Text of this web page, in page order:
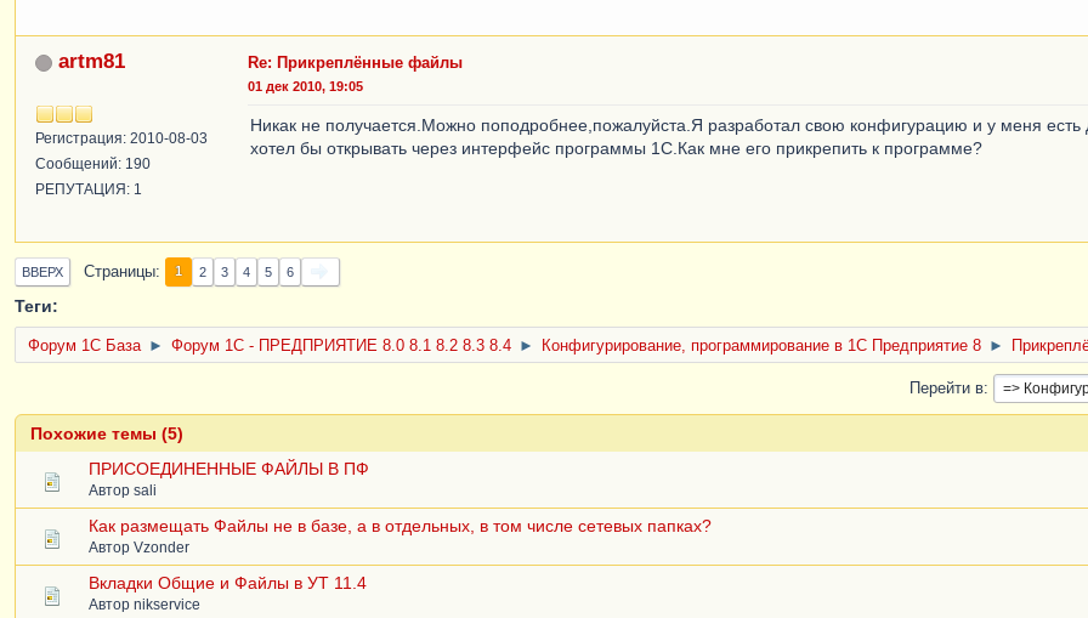
artm81
Регистрация: 2010-08-03
Сообщений: 190
РЕПУТАЦИЯ: 1
Re: Прикреплённые файлы
01 дек 2010, 19:05
Никак не получается.Можно поподробнее,пожалуйста.Я разработал свою конфигурацию и у меня есть
хотел бы открывать через интерфейс программы 1С.Как мне его прикрепить к программе?
ВВЕРХ Страницы 1 2 3 4 5 6
Теги:
Форум 1C База ► Форум 1С - ПРЕДПРИЯТИЕ 8.0 8.1 8.2 8.3 8.4 ► Конфигурирование, программирование в 1С Предприятие 8 ►
Перейти в
Похожие темы (5)
ПРИСОЕДИНЕННЫЕ ФАЙЛЫ В ПФ
Автор sali
Как размещать Файлы не в базе, а в отдельных, в том числе сетевых папках?
Автор Vzonder
Вкладки Общие и Файлы в УТ 11.4
Автор nikservice